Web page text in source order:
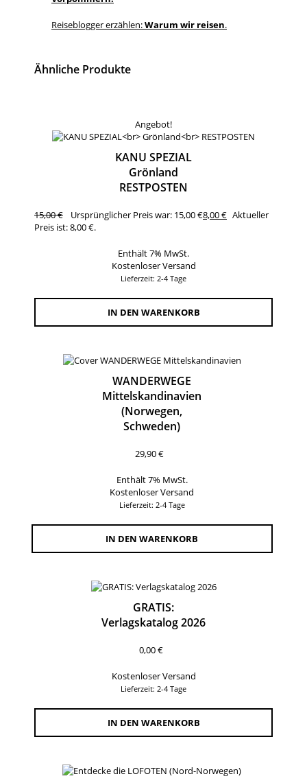
Reiseblogger erzählen:Warum wir reisen.
Ähnliche Produkte
Angebot!
KANU SPEZIAL
Grönland
RESTPOSTEN
15,00€ Ursprünglicher Preis war: 15,00 €8,00€ Aktueller
Preis ist: 8,00 €.
Enthält 7% MwSt.
Kostenloser Versand
Lieferzeit: 2-4 Tage
IN DEN WARENKORB
WANDERWEGE
Mittelskandinavien
(Norwegen,
Schweden)
29,90€
Enthält 7% MwSt.
Kostenloser Versand
Lieferzeit: 2-4 Tage
IN DEN WARENKORB
GRATIS:
Verlagskatalog 2026
0,00€
Kostenloser Versand
Lieferzeit: 2-4 Tage
IN DEN WARENKORB